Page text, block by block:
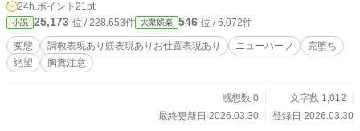
24h.ポイント 21pt
小説 25,173 位 / 228,653件 大衆娯楽 546 位 / 6,072件
変態 調教表現あり躾表現ありお仕置表現あり ニューハーフ
完堕ち
絶望
胸糞注意
感想数 0
文字数 1,012
最終更新日 2026.03.30
登録日 2026.03.30